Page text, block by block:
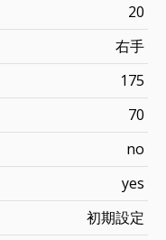
20
右手
175
70
no
yes
初期設定